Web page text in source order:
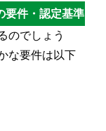
要件・認定基準
のでしょう
な要件は以下